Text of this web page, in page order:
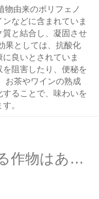
物由来のポリフェノ
などに含まれていま
と結合し、凝固させ
果としては、抗酸化
良いとされていま
阻害したり、便秘を
お茶やワインの熟成
ることで、味わいを
。
石灰過剰の土で生育できる作物はあるか？